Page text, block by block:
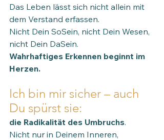
Das Leben lässt sich nicht allein mit
dem Verstand erfassen.
Nicht Dein SoSein, nicht Dein Wesen,
nicht Dein DaSein.
Wahrhaftiges Erkennen beginnt im
Herzen.
Ich bin mir sicher – auch
Du spürst sie:
die Radikalität des Umbruchs.
Nicht nur in Deinem Inneren,